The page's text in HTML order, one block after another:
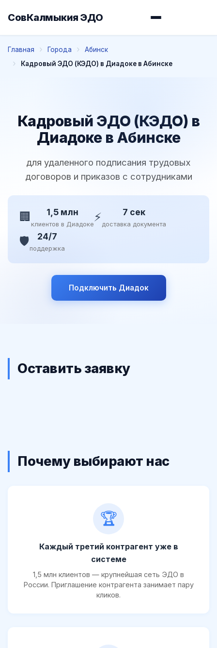
СовКалмыкия ЭДО
Главная Города
Абинск
Кадровый ЭДО (КЭДО) в Диадоке в Абинске
Кадровый ЭДО (КЭДО) в
Диадоке в Абинске
для удаленного подписания трудовых
договоров и приказов с сотрудниками
🏢 1,5 млн
клиентов в Диадоке⚡ 7 сек
доставка документа
🛡️ 24/7
поддержка
Подключить Диадок
Оставить заявку
Почему выбирают нас
🏆
Каждый третий контрагент уже в
системе
1,5 млн клиентов — крупнейшая сеть ЭДО в
России. Приглашение контрагента занимает пару
кликов.